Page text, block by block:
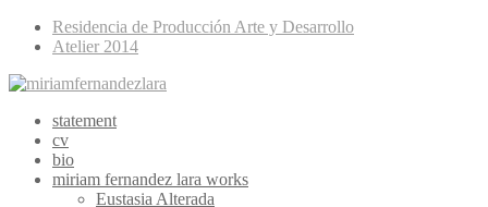
Residencia de Producción Arte y Desarrollo
Atelier 2014
statement
cv
bio
miriam fernandez lara works
Eustasia Alterada